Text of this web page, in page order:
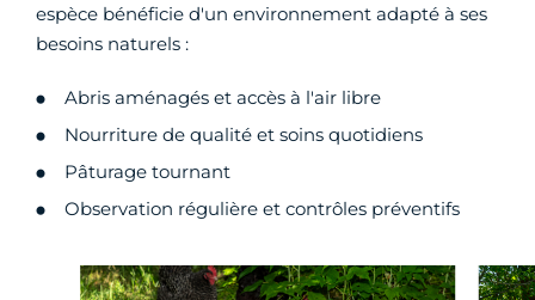
espèce bénéficie d'un environnement adapté à ses
besoins naturels :
Abris aménagés et accès à l'air libre
Nourriture de qualité et soins quotidiens
Pâturage tournant
Observation régulière et contrôles préventifs